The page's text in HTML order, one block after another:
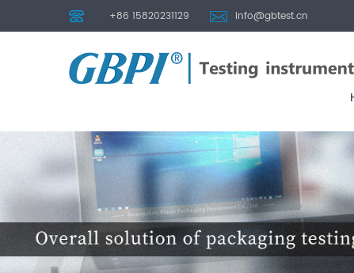
+86 15820231129 info@gbtest.cn